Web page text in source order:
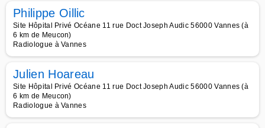
Philippe Oillic
Site Hôpital Privé Océane 11 rue Doct Joseph Audic 56000 Vannes (à
6 km de Meucon)
Radiologue à Vannes
Julien Hoareau
Site Hôpital Privé Océane 11 rue Doct Joseph Audic 56000 Vannes (à
6 km de Meucon)
Radiologue à Vannes